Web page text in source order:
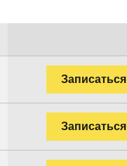
Записаться
Записаться